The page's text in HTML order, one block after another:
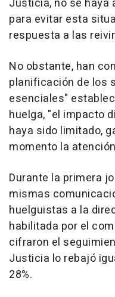
Justicia, no se haya
para evitar esta
respuesta a las
No obstante, han
planificación de los
esenciales"
huelga, "el impacto
haya sido limitado,
momento la
Durante la primera
mismas
huelguistas a la
habilitada por el
cifraron el
Justicia lo rebajó
28%.